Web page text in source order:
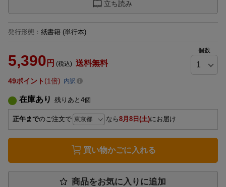
立ち読み
発行形態 ： 紙書籍 (単行本)
5,390 円 (税込) 送料無料
個数
49ポイント 1倍 内訳
在庫あり 残りあと 4個
正午までのご注文で なら8月8日(土)にお届け
買い物かごに入れる
商品をお気に入りに追加